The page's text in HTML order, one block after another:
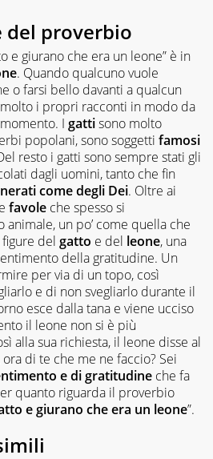
del proverbio
e giurano che era un leone” è in
. Quando qualcuno vuole
o farsi bello davanti a qualcun
i propri racconti in modo da
I gattisono molto
popolani, sono soggetti famosi
resto i gatti sono sempre stati gli
dagli uomini, tanto che fin
come degli Dei. Oltre ai
favole che spesso si
animale, un po’ come quella che
del gatto e del leone, una
della gratitudine. Un
per via di un topo, così
e di non svegliarlo durante il
esce dalla tana e viene ucciso
il leone non si è più
alla sua richiesta, il leone disse al
di te che me ne faccio? Sei
e di gratitudine che fa
quanto riguarda il proverbio
e giurano che era un leone”.